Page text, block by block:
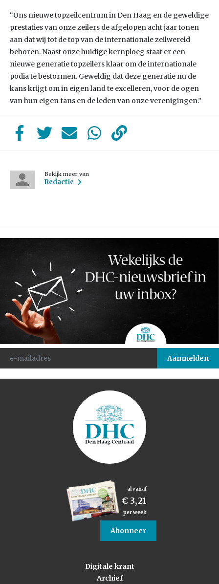
“Ons nieuwe topzeilcentrum in Den Haag en de geweldige
prestaties van onze zeilers de afgelopen acht jaar tonen
aan dat wij tot de top van de internationale zeilwereld
behoren. Naast onze huidige kernploeg staat er een
nieuwe generatie topzeilers klaar om de internationale
podia te bestormen. Geweldig dat deze generatie nu de
kans krijgt om in eigen land te excelleren, voor de ogen
van hun eigen fans en de leden van onze verenigingen.”
Bekijk meer van
Redactie
al vanaf
€ 3,21
per week
Abonneer
Digitale krant
Archief